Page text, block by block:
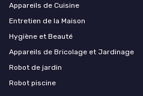
Appareils de Cuisine
Entretien de la Maison
Hygiène et Beauté
Appareils de Bricolage et Jardinage
Robot de jardin
Robot piscine